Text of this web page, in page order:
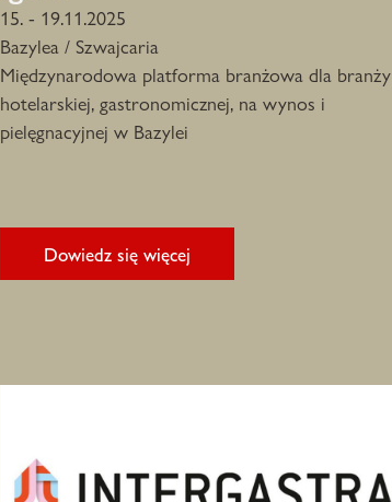
15. - 19.11.2025
Bazylea / Szwajcaria
Międzynarodowa platforma branżowa dla branży
hotelarskiej, gastronomicznej, na wynos i
pielęgnacyjnej w Bazylei
Dowiedz się więcej